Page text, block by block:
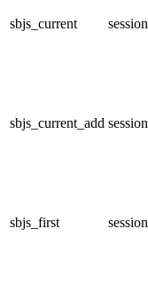
sbjs_current session
sbjs_current_add session
sbjs_first session